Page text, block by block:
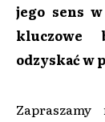
jego sens
kluczowe
odzyskać w